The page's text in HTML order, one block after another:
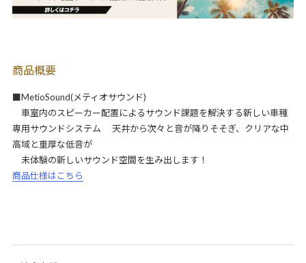
商品概要
■MetioSound(メティオサウンド)
車室内のスピーカー配置によるサウンド課題を解決する新しい車種
専用サウンドシステム 天井から次々と音が降りそそぎ、クリアな中
高域と重厚な低音が
未体験の新しいサウンド空間を生み出します！
商品仕様はこちら